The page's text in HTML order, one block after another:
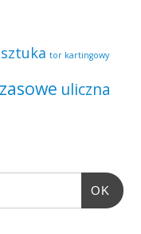
sztuka tor kartingowy
uliczna
OK